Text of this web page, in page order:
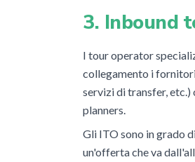
3. Inbound
I tour operator
collegamento i
servizi di transfer,
planners.
Gli ITO sono in grado
un'offerta che va